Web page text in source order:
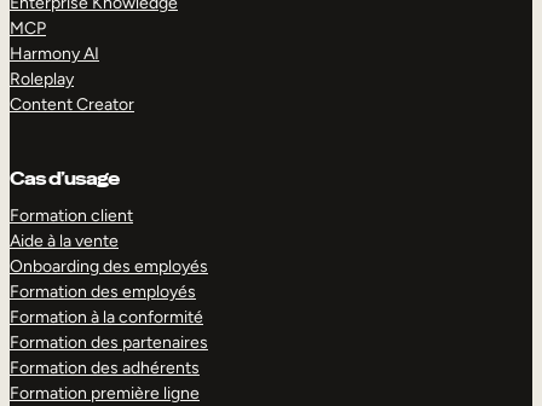
MCP
Harmony AI
Roleplay
Content Creator
Cas d’usage
Formation client
Aide à la vente
Onboarding des employés
Formation des employés
Formation à la conformité
Formation des partenaires
Formation des adhérents
Formation première ligne